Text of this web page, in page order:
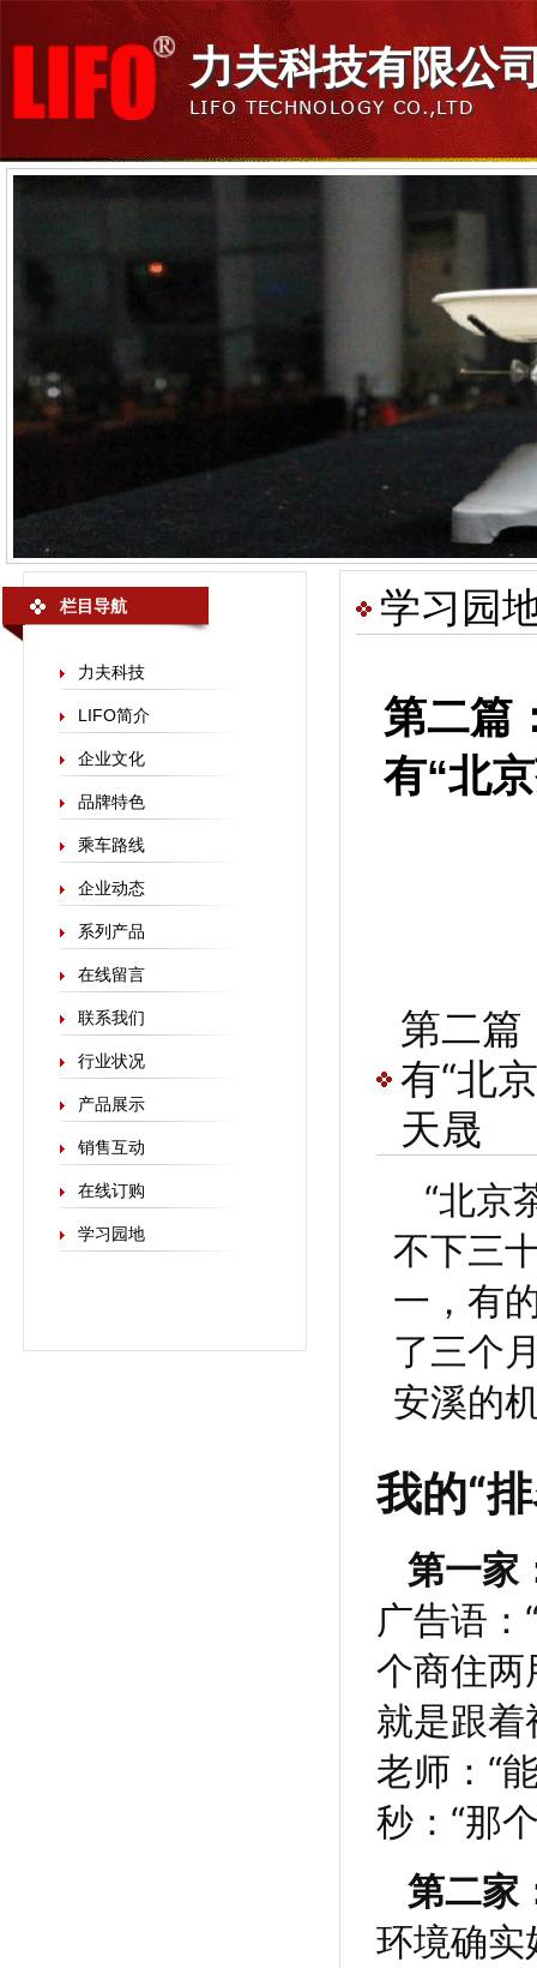
力夫科技有限公
LIFO TECHNOLOGY CO.,LTD
栏目导航
力夫科技
LIFO简介
企业文化
品牌特色
乘车路线
企业动态
系列产品
在线留言
联系我们
行业状况
产品展示
销售互动
在线订购
学习园地
学习园
第二篇
有“北
第二
有“北
天晟
“北京
不下三
一，有
了三个
安溪的
我的“
第一家
广告语
个商住两
就是跟着
老师：“
秒：“那
第二家
环境确实